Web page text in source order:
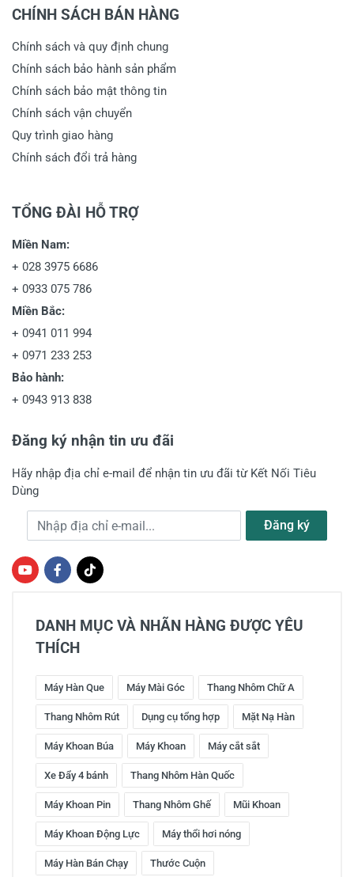
CHÍNH SÁCH BÁN HÀNG
Chính sách và quy định chung
Chính sách bảo hành sản phẩm
Chính sách bảo mật thông tin
Chính sách vận chuyển
Quy trình giao hàng
Chính sách đổi trả hàng
TỔNG ĐÀI HỖ TRỢ
Miền Nam:
+ 028 3975 6686
+ 0933 075 786
Miền Bắc:
+ 0941 011 994
+ 0971 233 253
Bảo hành:
+ 0943 913 838
Đăng ký nhận tin ưu đãi
Hãy nhập địa chỉ e-mail để nhận tin ưu đãi từ Kết Nối Tiêu
Dùng
Địa chỉ e-mail Đăng ký
DANH MỤC VÀ NHÃN HÀNG ĐƯỢC YÊU
THÍCH
Máy Hàn Que Máy Mài Góc Thang Nhôm Chữ A
Thang Nhôm Rút Dụng cụ tổng hợp Mặt Nạ Hàn
Máy Khoan Búa Máy Khoan Máy cắt sắt
Xe Đẩy 4 bánh Thang Nhôm Hàn Quốc
Máy Khoan Pin Thang Nhôm Ghế Mũi Khoan
Máy Khoan Động Lực Máy thổi hơi nóng
Máy Hàn Bán Chạy Thước Cuộn